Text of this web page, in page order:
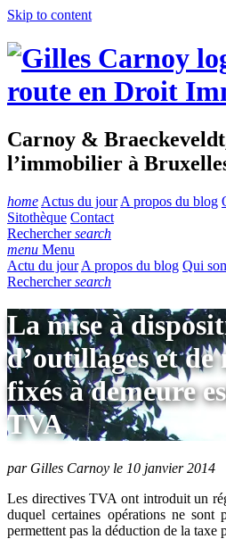
Skip to content
route en Droit
Carnoy &
l’immobilier à
home Actus du jour A propos du blog
Sitothèque Contact
Recherchersearch
menu Menu
Actu du jour A propos du blog Qui
Recherchersearch
La mise à
d’outillages et de
fixés à demeure
TVA
par Gilles Carnoy le 10 janvier 2014
Les directives TVA ont introduit un
duquel certaines opérations ne sont
permettent pas la déduction de la taxe